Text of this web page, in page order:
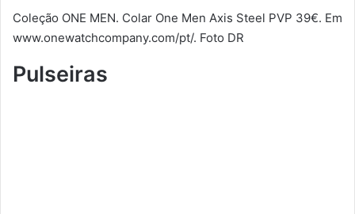
Coleção ONE MEN. Colar One Men Axis Steel PVP 39€. Em
www.onewatchcompany.com/pt/. Foto DR
Pulseiras